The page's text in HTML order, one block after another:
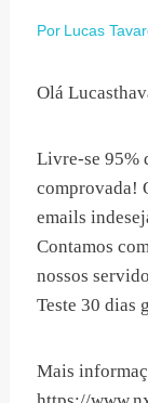
Por Lucas
Olá
Livre-se 95%
comprovada!
emails
Contamos
nossos
Teste 30 dias
Mais